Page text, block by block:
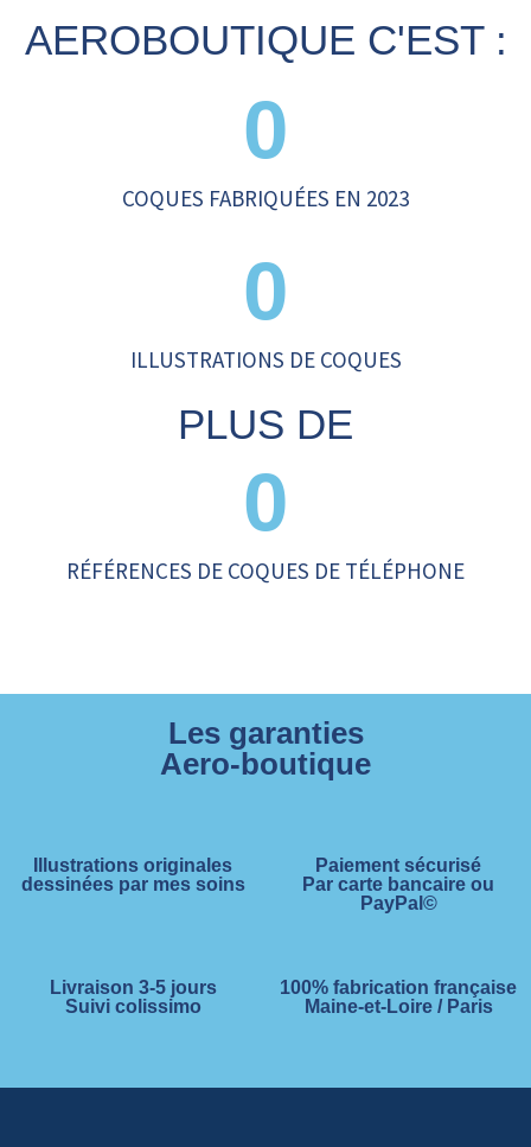
AEROBOUTIQUE C'EST :
COQUES FABRIQUÉES EN 2023
0
ILLUSTRATIONS DE COQUES
0
PLUS DE
RÉFÉRENCES DE COQUES DE TÉLÉPHONE
0
Les garanties
Aero-boutique
Illustrations originales
dessinées par mes soins
Paiement sécurisé
Par carte bancaire ou
PayPal©
Livraison 3-5 jours
Suivi colissimo
100% fabrication française
Maine-et-Loire / Paris